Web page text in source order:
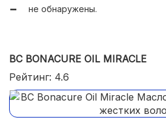
не обнаружены.
BC BONACURE OIL MIRACLE
Рейтинг: 4.6